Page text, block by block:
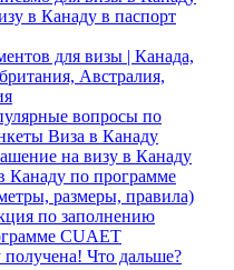
в Канаду в паспорт
для визы | Канада,
Австралия,
вопросы по
Виза в Канаду
на визу в Канаду
Канаду по программе
размеры, правила)
по заполнению
CUAET
Что дальше?